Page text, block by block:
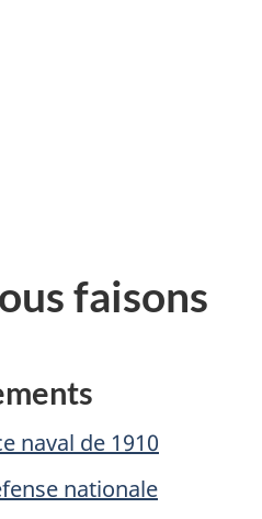
faisons
naval de 1910
nationale